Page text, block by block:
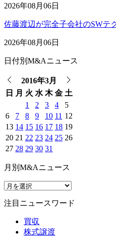
2026年08月06日
佐藤渡辺が完全子会社のSWテ
2026年08月06日
日付別M&Aニュース
2016年3月
日 月 火 水 木 金 土
1
2 3 4
5
6
7 8 9 10 11 12
13 14 15 16 17 18 19
20 21 22 23 24 25 26
27 28 29 30 31
月別M&Aニュース
注目ニュースワード
買収
株式譲渡